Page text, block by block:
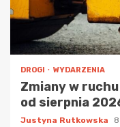
DROGI WYDARZENIA
Zmiany w
od sierpnia
Justyna Rutkowska